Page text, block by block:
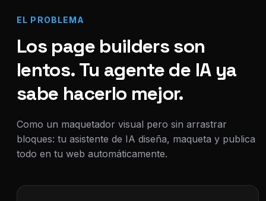
EL PROBLEMA
Los page builders son
lentos. Tu agente de IA ya
sabe hacerlo mejor.
Como un maquetador visual pero sin arrastrar
bloques: tu asistente de IA diseña, maqueta y publica
todo en tu web automáticamente.